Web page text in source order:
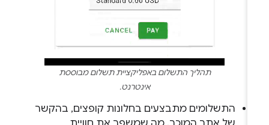
תהליך התשלום באפליקציית תשלום מבוססת
אינטרנט.
התשלומים מתבצעים בחלונות קופצים, בהקשר